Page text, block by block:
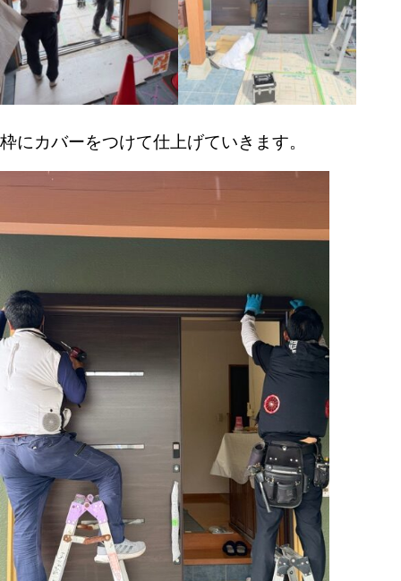
枠にカバーをつけて仕上げていきます。